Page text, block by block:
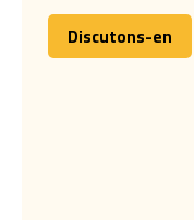
Discutons-en
Discutons-en